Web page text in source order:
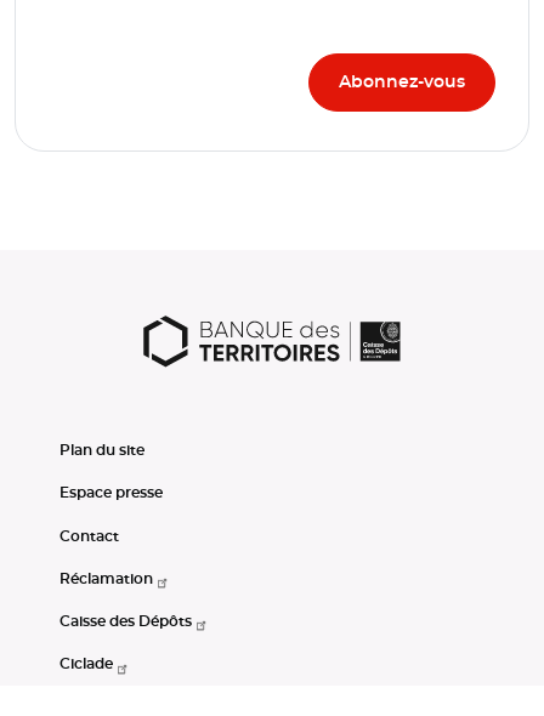
Plan du site
Espace presse
Contact
Réclamation
Caisse des Dépôts
Ciclade